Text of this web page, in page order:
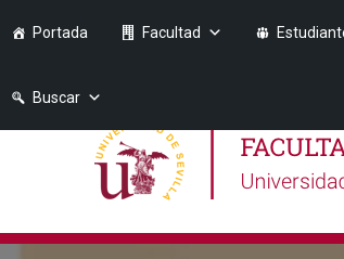
Portada Facultad
Buscar